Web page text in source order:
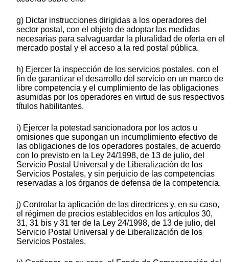
g) Dictar instrucciones dirigidas a los operadores del
sector postal, con el objeto de adoptar las medidas
necesarias para salvaguardar la pluralidad de oferta en el
mercado postal y el acceso a la red postal pública.
h) Ejercer la inspección de los servicios postales, con el
fin de garantizar el desarrollo del servicio en un marco de
libre competencia y el cumplimiento de las obligaciones
asumidas por los operadores en virtud de sus respectivos
títulos habilitantes.
i) Ejercer la potestad sancionadora por los actos u
omisiones que supongan un incumplimiento efectivo de
las obligaciones de los operadores postales, de acuerdo
con lo previsto en la Ley 24/1998, de 13 de julio, del
Servicio Postal Universal y de Liberalización de los
Servicios Postales, y sin perjuicio de las competencias
reservadas a los órganos de defensa de la competencia.
j) Controlar la aplicación de las directrices y, en su caso,
el régimen de precios establecidos en los artículos 30,
31, 31 bis y 31 ter de la Ley 24/1998, de 13 de julio, del
Servicio Postal Universal y de Liberalización de los
Servicios Postales.